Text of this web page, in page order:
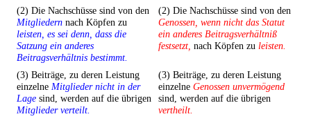
(2) Die Nachschüsse sind von den
Mitgliedern nach Köpfen zu
leisten, es sei denn, dass die
Satzung ein anderes
Beitragsverhältnis bestimmt.
(2) Die Nachschüsse sind von den
Genossen, wenn nicht das Statut
ein anderes Beitragsverhältniß
festsetzt, nach Köpfen zu leisten.
(3) Beiträge, zu deren Leistung
einzelne Mitglieder nicht in der
Lage sind, werden auf die übrigen
Mitglieder verteilt.
(3) Beiträge, zu deren Leistung
einzelne Genossen unvermögend
sind, werden auf die übrigen
vertheilt.